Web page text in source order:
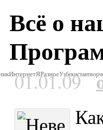
ИнтернетЯРазноеУзбекистан
Всё о
01.01.09